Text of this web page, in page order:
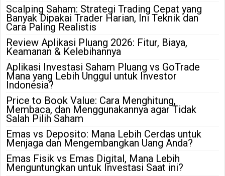
Scalping Saham: Strategi Trading Cepat yang
Banyak Dipakai Trader Harian, Ini Teknik dan
Cara Paling Realistis
Review Aplikasi Pluang 2026: Fitur, Biaya,
Keamanan & Kelebihannya
Aplikasi Investasi Saham Pluang vs GoTrade
Mana yang Lebih Unggul untuk Investor
Indonesia?
Price to Book Value: Cara Menghitung,
Membaca, dan Menggunakannya agar Tidak
Salah Pilih Saham
Emas vs Deposito: Mana Lebih Cerdas untuk
Menjaga dan Mengembangkan Uang Anda?
Emas Fisik vs Emas Digital, Mana Lebih
Menguntungkan untuk Investasi Saat ini?